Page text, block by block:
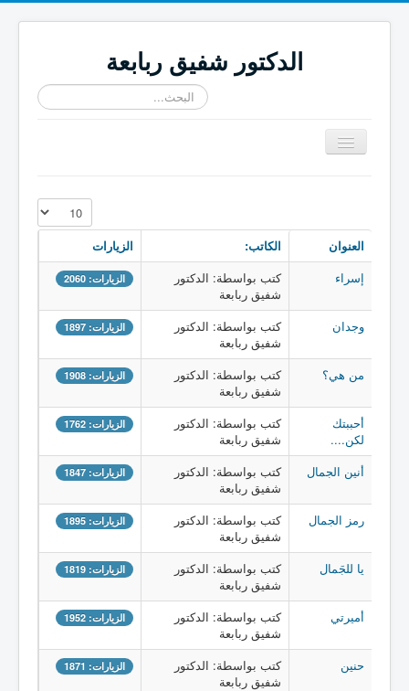
الدكتور شفيق ربابعة
البحث...
تبديل
المتصفح
عدد الإظهارات:
العنوان الكاتب:
الزيارات
إسراء
كتب بواسطة: الدكتور
شفيق ربابعة
الزيارات: 2060
وجدان
كتب بواسطة: الدكتور
شفيق ربابعة
الزيارات: 1897
من هي؟
كتب بواسطة: الدكتور
شفيق ربابعة
الزيارات: 1908
أحببتك
لكن....
كتب بواسطة: الدكتور
شفيق ربابعة
الزيارات: 1762
أنين الجمال
كتب بواسطة: الدكتور
شفيق ربابعة
الزيارات: 1847
رمز الجمال
كتب بواسطة: الدكتور
شفيق ربابعة
الزيارات: 1895
يا للجَمال
كتب بواسطة: الدكتور
شفيق ربابعة
الزيارات: 1819
أميرتي
كتب بواسطة: الدكتور
شفيق ربابعة
الزيارات: 1952
حنين
كتب بواسطة: الدكتور
شفيق ربابعة
الزيارات: 1871